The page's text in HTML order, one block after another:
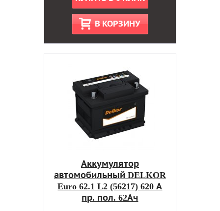
В КОРЗИНУ
Аккумулятор
автомобильный DELKOR
Euro 62.1 L2 (56217) 620 А
пр. пол. 62Ач